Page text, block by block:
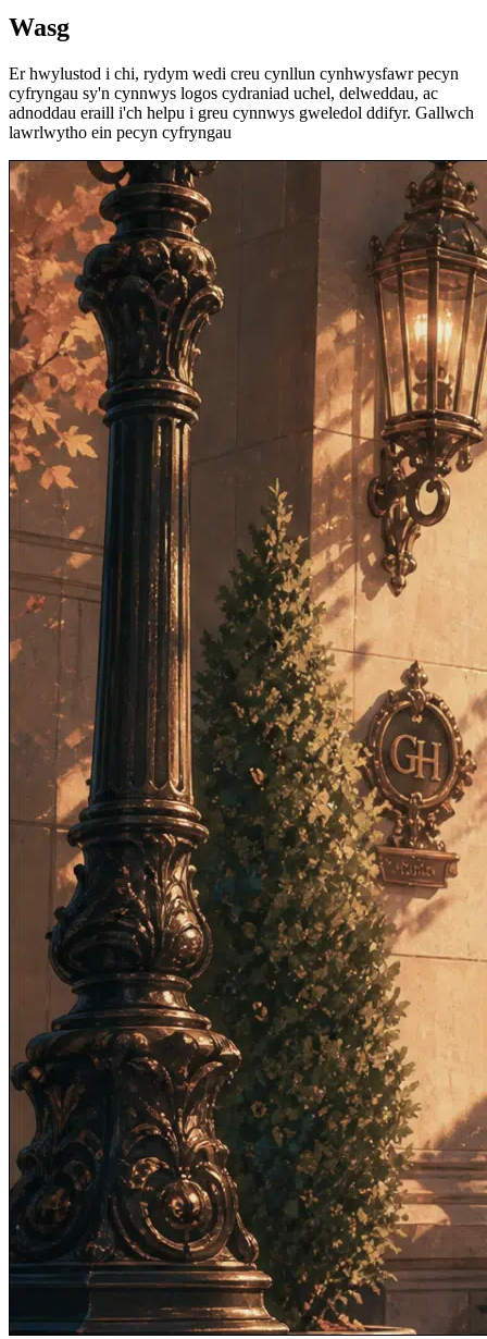
Wasg
Er hwylustod i chi, rydym wedi creu cynllun cynhwysfawr pecyn
cyfryngau sy'n cynnwys logos cydraniad uchel, delweddau, ac
adnoddau eraill i'ch helpu i greu cynnwys gweledol ddifyr. Gallwch
lawrlwytho ein pecyn cyfryngau